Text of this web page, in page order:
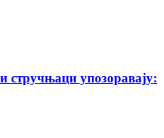
стручњаци упозоравају: